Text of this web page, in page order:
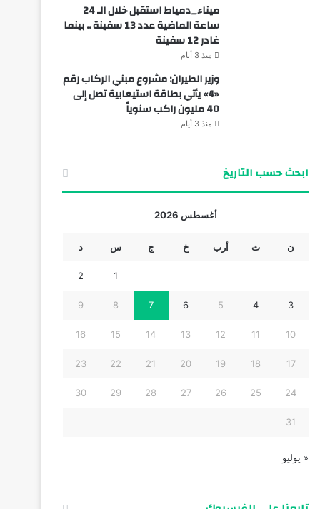
ميناء_دمياط استقبل خلال الـ 24
ساعة الماضية عدد 13 سفينة .. بينما
غادر 12 سفينة
منذ 3 أيام
وزير الطيران: مشروع مبني الركاب رقم
«4» يأتي بطاقة استيعابية تصل إلى
40 مليون راكب سنوياً
منذ 3 أيام
ابحث حسب التاريخ
أغسطس 2026
ن ث أرب خ ج س د
1
2
3
4
5
6
7
8
9
10
11
12
13
14
15
16
17
18
19
20
21
22
23
24
25
26
27
28
29
30
31
« يوليو